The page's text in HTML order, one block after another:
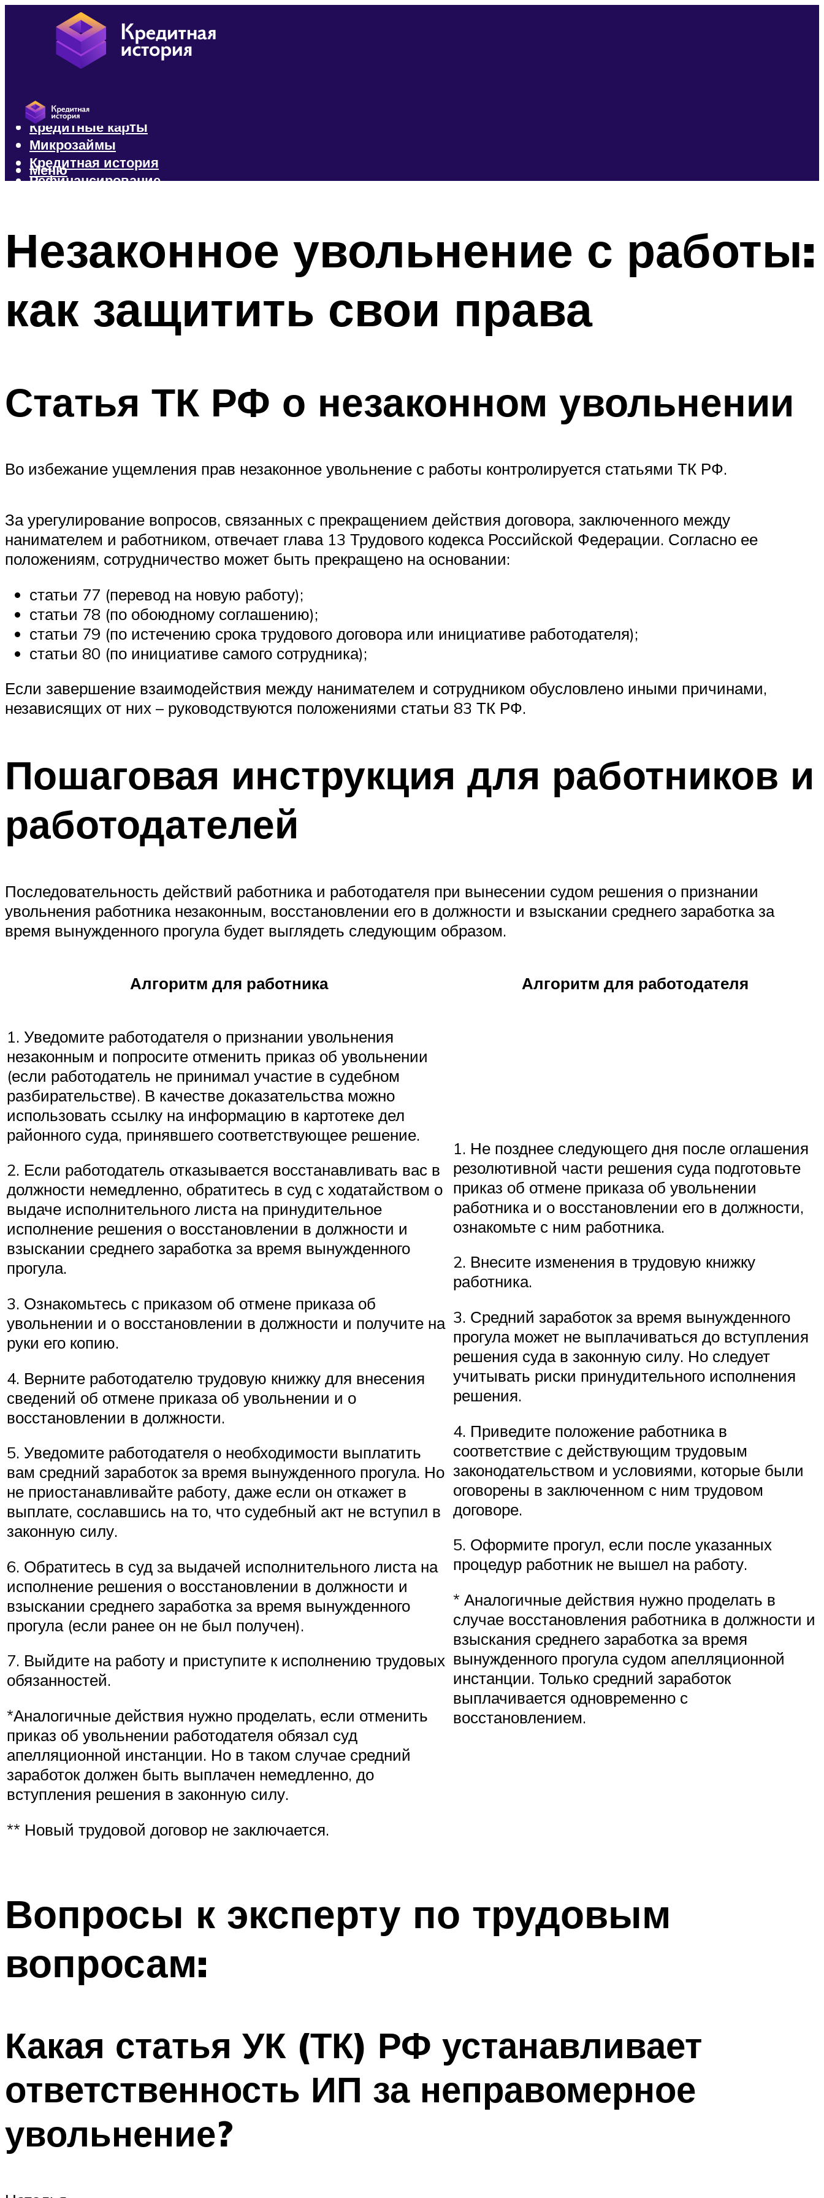
Кредиты
Кредитные карты
Микрозаймы
Кредитная история
Рефинансирование
Меню
Незаконное увольнение с работы:
как защитить свои права
Статья ТК РФ о незаконном увольнении
Во избежание ущемления прав незаконное увольнение с работы контролируется статьями ТК РФ.
За урегулирование вопросов, связанных с прекращением действия договора, заключенного между
нанимателем и работником, отвечает глава 13 Трудового кодекса Российской Федерации. Согласно ее
положениям, сотрудничество может быть прекращено на основании:
статьи 77 (перевод на новую работу);
статьи 78 (по обоюдному соглашению);
статьи 79 (по истечению срока трудового договора или инициативе работодателя);
статьи 80 (по инициативе самого сотрудника);
Если завершение взаимодействия между нанимателем и сотрудником обусловлено иными причинами,
независящих от них – руководствуются положениями статьи 83 ТК РФ.
Пошаговая инструкция для работников и
работодателей
Последовательность действий работника и работодателя при вынесении судом решения о признании
увольнения работника незаконным, восстановлении его в должности и взыскании среднего заработка за
время вынужденного прогула будет выглядеть следующим образом.
Алгоритм для работника Алгоритм для работодателя
1. Уведомите работодателя о признании увольнения
незаконным и попросите отменить приказ об увольнении
(если работодатель не принимал участие в судебном
разбирательстве). В качестве доказательства можно
использовать ссылку на информацию в картотеке дел
районного суда, принявшего соответствующее решение.
2. Если работодатель отказывается восстанавливать вас в
должности немедленно, обратитесь в суд с ходатайством о
выдаче исполнительного листа на принудительное
исполнение решения о восстановлении в должности и
взыскании среднего заработка за время вынужденного
прогула.
3. Ознакомьтесь с приказом об отмене приказа об
увольнении и о восстановлении в должности и получите на
руки его копию.
4. Верните работодателю трудовую книжку для внесения
сведений об отмене приказа об увольнении и о
восстановлении в должности.
5. Уведомите работодателя о необходимости выплатить
вам средний заработок за время вынужденного прогула. Но
не приостанавливайте работу, даже если он откажет в
выплате, сославшись на то, что судебный акт не вступил в
законную силу.
6. Обратитесь в суд за выдачей исполнительного листа на
исполнение решения о восстановлении в должности и
взыскании среднего заработка за время вынужденного
прогула (если ранее он не был получен).
7. Выйдите на работу и приступите к исполнению трудовых
обязанностей.
*Аналогичные действия нужно проделать, если отменить
приказ об увольнении работодателя обязал суд
апелляционной инстанции. Но в таком случае средний
заработок должен быть выплачен немедленно, до
вступления решения в законную силу.
** Новый трудовой договор не заключается.
1. Не позднее следующего дня после оглашения
резолютивной части решения суда подготовьте
приказ об отмене приказа об увольнении
работника и о восстановлении его в должности,
ознакомьте с ним работника.
2. Внесите изменения в трудовую книжку
работника.
3. Средний заработок за время вынужденного
прогула может не выплачиваться до вступления
решения суда в законную силу. Но следует
учитывать риски принудительного исполнения
решения.
4. Приведите положение работника в
соответствие с действующим трудовым
законодательством и условиями, которые были
оговорены в заключенном с ним трудовом
договоре.
5. Оформите прогул, если после указанных
процедур работник не вышел на работу.
* Аналогичные действия нужно проделать в
случае восстановления работника в должности и
взыскания среднего заработка за время
вынужденного прогула судом апелляционной
инстанции. Только средний заработок
выплачивается одновременно с
восстановлением.
Вопросы к эксперту по трудовым
вопросам:
Какая статья УК (ТК) РФ устанавливает
ответственность ИП за неправомерное
увольнение?